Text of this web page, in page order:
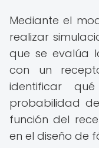
Mediante el
realizar
que se evalúa
con un
identificar
probabilidad
función del
en el diseño de